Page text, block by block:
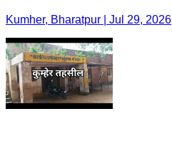
Kumher, Bharatpur | Jul 29, 2026